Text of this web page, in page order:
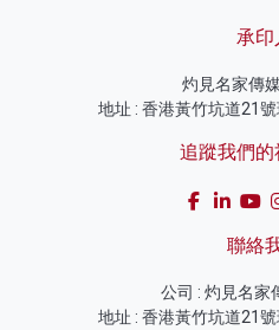
承印
灼見名家傳
地址 : 香港黃竹坑道21
追蹤我們的
聯絡
公司 : 灼見名家
地址 : 香港黃竹坑道21